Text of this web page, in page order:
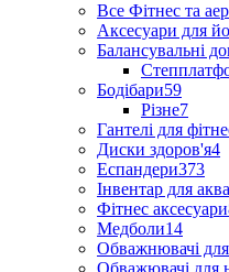
Все Фітнес та
Аксесуари для
Балансувальні
Бодібари59
Різне7
Гантелі для
Диски здоров'я4
Еспандери373
Інвентар для
Фітнес аксесуари
Медболи14
Обважнювачі
Обважювачі для